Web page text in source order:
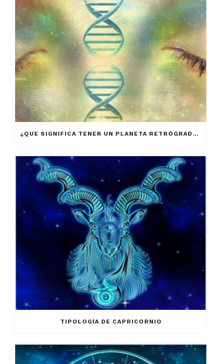
¿QUE SIGNIFICA TENER UN PLANETA RETRÓGRADO EN LA CARTA NATAL?
TIPOLOGÍA DE CAPRICORNIO